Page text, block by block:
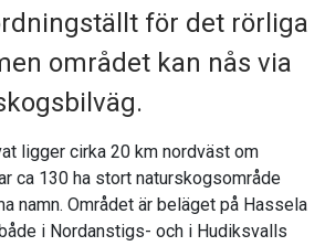
för det rörliga
området kan nås via
ligger cirka 20 km nordväst om
ca 130 ha stort naturskogsområde
namn. Området är beläget på Hassela
i Nordanstigs- och i Hudiksvalls